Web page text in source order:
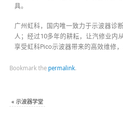
具。
广州虹科，国内唯一致力于示波器诊
人；经过10多年的耕耘，让汽修业内
享受虹科Pico示波器带来的高效维修
Bookmark the permalink.
« 示波器学堂